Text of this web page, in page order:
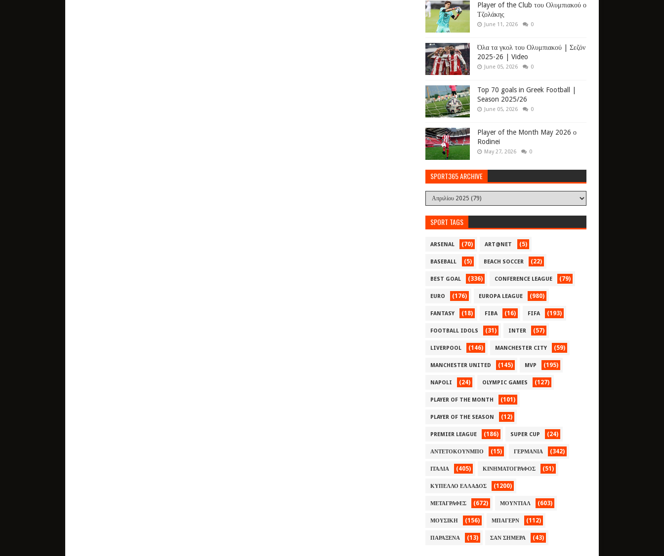
Player of the Club του Ολυμπιακού ο
Τζολάκης
June 11, 2026 0
Όλα τα γκολ του Ολυμπιακού | Σεζόν
2025-26 | Video
June 05, 2026 0
Top 70 goals in Greek Football |
Season 2025/26
June 05, 2026 0
Player of the Month May 2026 ο
Rodinei
May 27, 2026 0
SPORT365 ARCHIVE
SPORT TAGS
ARSENAL (70) ART@NET (5)
BASEBALL (5) BEACH SOCCER (22)
BEST GOAL (336) CONFERENCE LEAGUE (79)
EURO (176) EUROPA LEAGUE (980)
FANTASY (18) FIBA (16) FIFA (193)
FOOTBALL IDOLS (31) INTER (57)
LIVERPOOL (146) MANCHESTER CITY (59)
MANCHESTER UNITED (145) MVP (195)
NAPOLI (24) OLYMPIC GAMES (127)
PLAYER OF THE MONTH (101)
PLAYER OF THE SEASON (12)
PREMIER LEAGUE (186) SUPER CUP (24)
ΑΝΤΕΤΟΚΟΥΝΜΠΟ (15) ΓΕΡΜΑΝΙΑ (342)
ΙΤΑΛΙΑ (405) ΚΙΝΗΜΑΤΟΓΡΑΦΟΣ (51)
ΚΥΠΕΛΛΟ ΕΛΛΑΔΟΣ (1200)
ΜΕΤΑΓΡΑΦΕΣ (672) ΜΟΥΝΤΙΑΛ (603)
ΜΟΥΣΙΚΗ (156) ΜΠΑΓΕΡΝ (112)
ΠΑΡΑΞΕΝΑ (13) ΣΑΝ ΣΗΜΕΡΑ (43)